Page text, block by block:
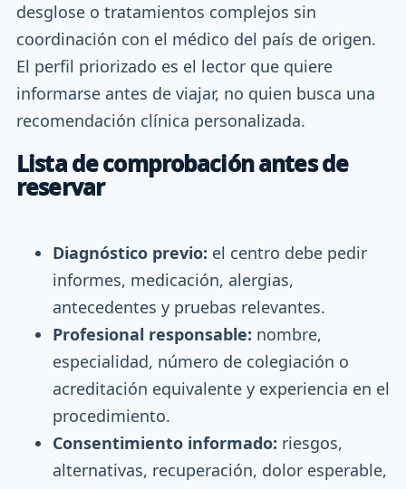
desglose o tratamientos complejos sin
coordinación con el médico del país de origen.
El perfil priorizado es el lector que quiere
informarse antes de viajar, no quien busca una
recomendación clínica personalizada.
Lista de comprobación antes de
reservar
Diagnóstico previo: el centro debe pedir
informes, medicación, alergias,
antecedentes y pruebas relevantes.
Profesional responsable: nombre,
especialidad, número de colegiación o
acreditación equivalente y experiencia en el
procedimiento.
Consentimiento informado: riesgos,
alternativas, recuperación, dolor esperable,